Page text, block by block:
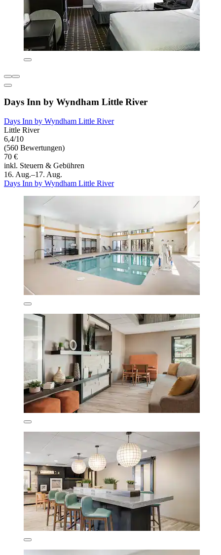
Days Inn by Wyndham Little River
Days Inn by Wyndham Little River
Little River
6,4/10
(560 Bewertungen)
70 €
inkl. Steuern & Gebühren
16. Aug.–17. Aug.
Days Inn by Wyndham Little River